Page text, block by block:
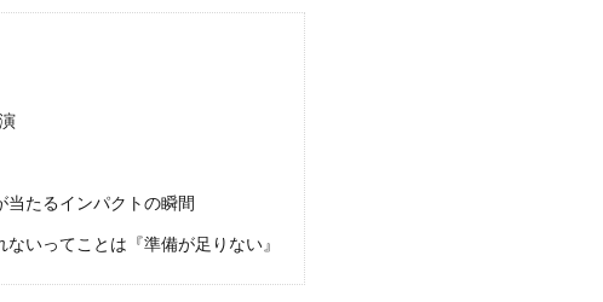
当たるインパクトの瞬間
いってことは『準備が足りない』